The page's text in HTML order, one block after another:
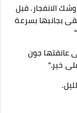
الانفجار. قبل
بجانبها بسرعة
عانقتها جون
خير."